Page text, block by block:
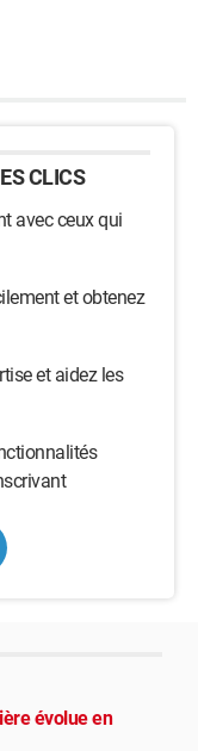
CLICS
avec ceux qui
et obtenez
et aidez les
évolue en